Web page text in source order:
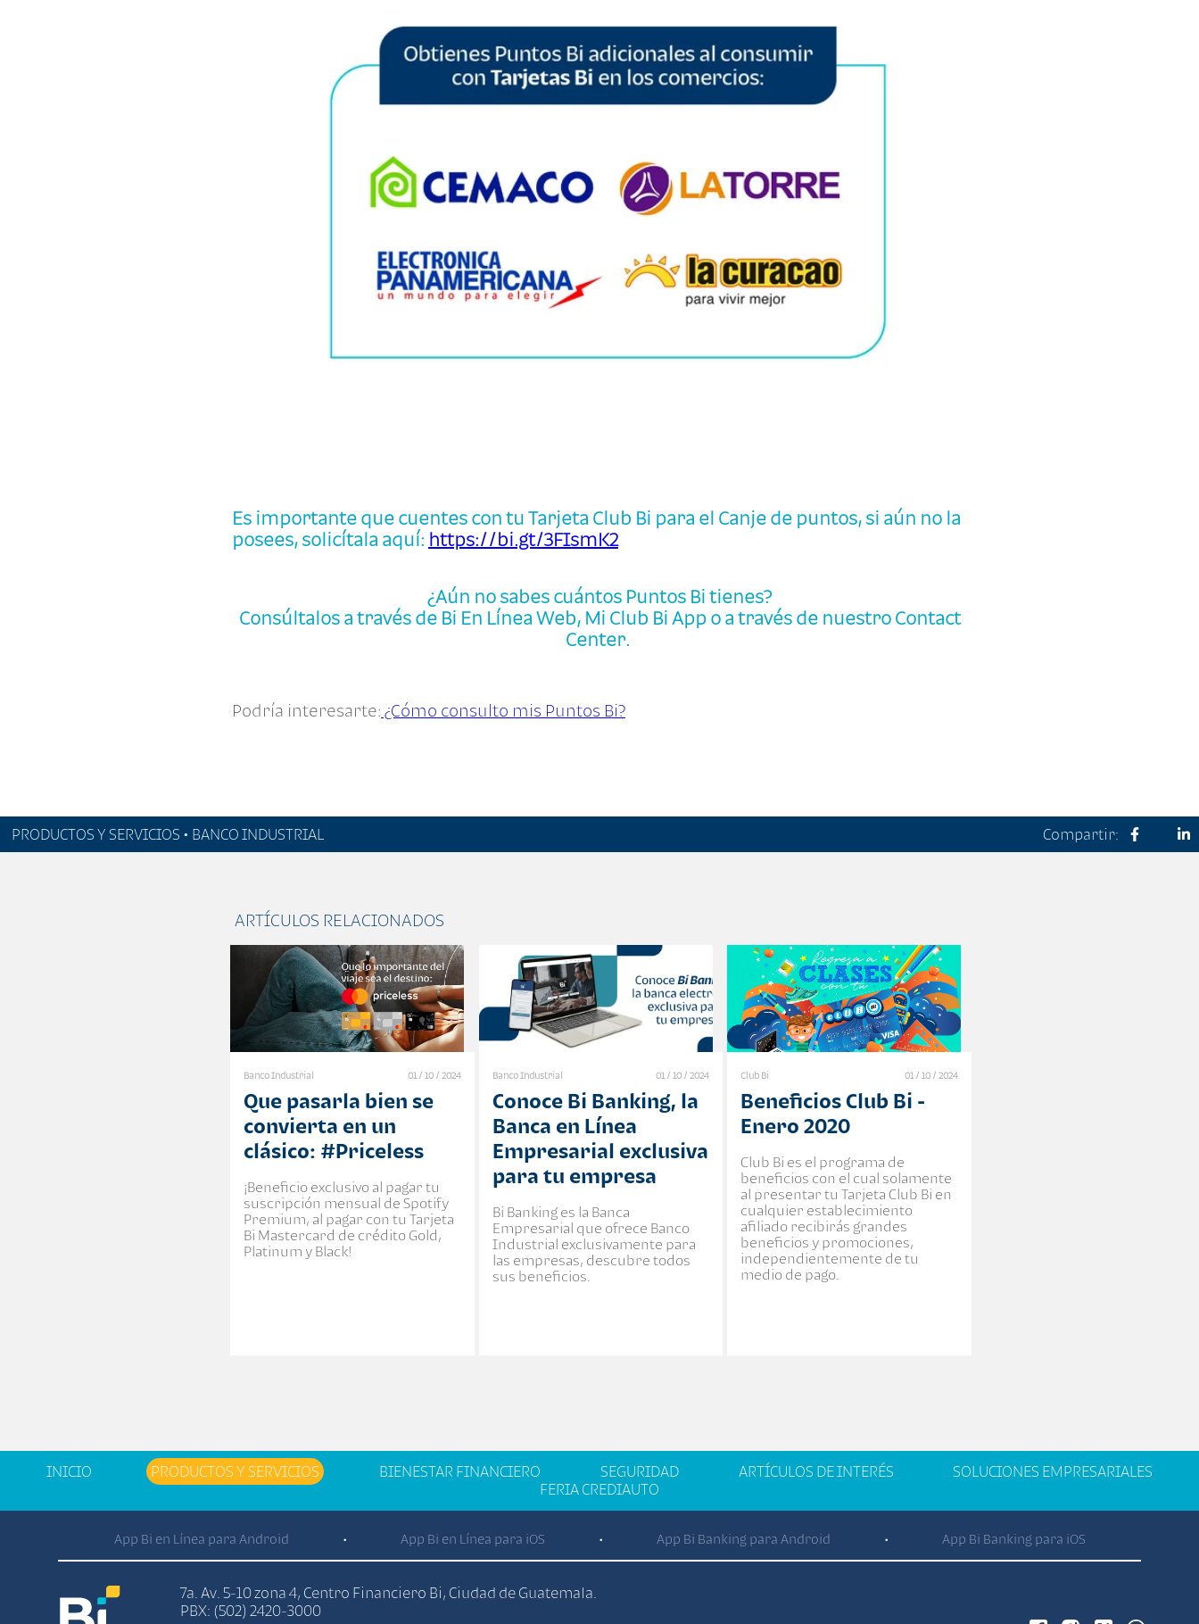
Es importante que cuentes con tu Tarjeta Club Bi para el Canje de puntos, si aún no la
posees, solicítala aquí: https://bi.gt/3FIsmK2
¿Aún no sabes cuántos Puntos Bi tienes?
Consúltalos a través de Bi En Línea Web, Mi Club Bi App o a través de nuestro Contact
Center.
Podría interesarte: ¿Cómo consulto mis Puntos Bi?
PRODUCTOS Y SERVICIOS • BANCO INDUSTRIAL Compartir:
ARTÍCULOS RELACIONADOS
Banco Industrial 01 / 10 / 2024
Que pasarla bien se
convierta en un
clásico: #Priceless
¡Beneficio exclusivo al pagar tu
suscripción mensual de Spotify
Premium, al pagar con tu Tarjeta
Bi Mastercard de crédito Gold,
Platinum y Black!
Banco Industrial 01 / 10 / 2024
Conoce Bi Banking, la
Banca en Línea
Empresarial exclusiva
para tu empresa
Bi Banking es la Banca
Empresarial que ofrece Banco
Industrial exclusivamente para
las empresas, descubre todos
sus beneficios.
Club Bi 01 / 10 / 2024
Beneficios Club Bi -
Enero 2020
Club Bi es el programa de
beneficios con el cual solamente
al presentar tu Tarjeta Club Bi en
cualquier establecimiento
afiliado recibirás grandes
beneficios y promociones,
independientemente de tu
medio de pago.
INICIO PRODUCTOS Y SERVICIOS BIENESTAR FINANCIERO SEGURIDAD ARTÍCULOS DE INTERÉS
SOLUCIONES EMPRESARIALES
FERIA CREDIAUTO
App Bi en Línea para Android • App Bi en Línea para iOS • App Bi Banking para Android • App Bi Banking para iOS
7a. Av. 5-10 zona 4, Centro Financiero Bi, Ciudad de Guatemala.
PBX: (502) 2420-3000